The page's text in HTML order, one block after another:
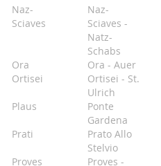
Naz-
Sciaves
Naz-
Sciaves -
Natz-
Schabs
Ora
Ora - Auer
Ortisei
Ortisei - St.
Ulrich
Plaus
Ponte
Gardena
Prati
Prato Allo
Stelvio
Proves Proves -